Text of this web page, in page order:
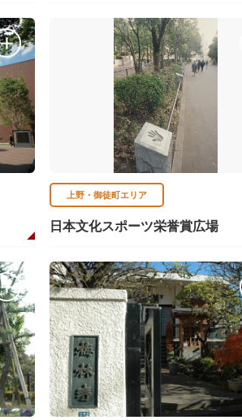
上野・御徒町エリア
日本文化スポーツ栄誉賞広場